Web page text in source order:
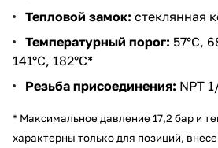
Тепловой замок: стеклянная
Температурный порог: 57°C,
141°C, 182°C*
Резьба присоединения: NPT
* Максимальное давление 17,2 бар и
характерны только для позиций,